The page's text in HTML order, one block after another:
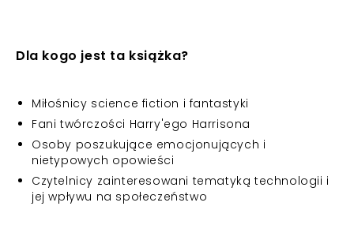
Dla kogo jest ta książka?
Miłośnicy science fiction i fantastyki
Fani twórczości Harry'ego Harrisona
Osoby poszukujące emocjonujących i
nietypowych opowieści
Czytelnicy zainteresowani tematyką technologii i
jej wpływu na społeczeństwo